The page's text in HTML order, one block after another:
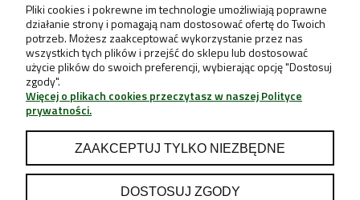
Pliki cookies i pokrewne im technologie umożliwiają poprawne
działanie strony i pomagają nam dostosować ofertę do Twoich
potrzeb. Możesz zaakceptować wykorzystanie przez nas
wszystkich tych plików i przejść do sklepu lub dostosować
użycie plików do swoich preferencji, wybierając opcję "Dostosuj
zgody".
Więcej o plikach cookies przeczytasz w naszej Polityce
prywatności.
ZAAKCEPTUJ TYLKO NIEZBĘDNE
DOSTOSUJ ZGODY